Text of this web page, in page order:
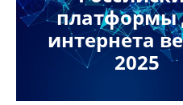
платформы
интернета
2025